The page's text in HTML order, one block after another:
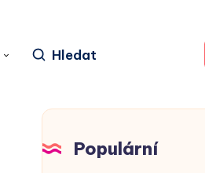
Hledat
Populární